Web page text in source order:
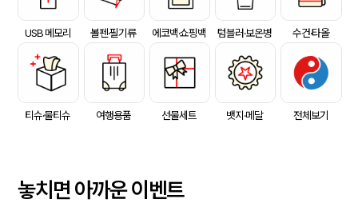
USB 메모리 볼펜·필기류 에코백·쇼핑백 텀블러·보온병 수건·타올
티슈·물티슈 여행용품 선물세트 뱃지·메달 전체보기
놓치면 아까운 이벤트